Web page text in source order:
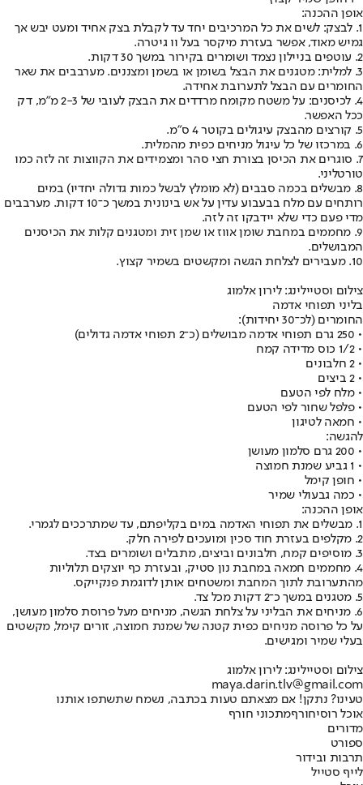
אופן ההכנה:
1. לבצק: לשים את כל המרכיבים יחד עד לקבלת בצק אחיד ומעט יבש אך
גמיש מאוד, אפשר בעזרת מיקסר בעל וו גיטרה.
2. עוטפים בניילון נצמד ושומרים בקירור במשך 30 דקות.
3. למלית: מטגנים את הבצל בשומן או בשמן ומצננים. מערבבים את שאר
החומרים עם הבצל לתערובת אחידה.
4. לכיסנים: על משטח מקומח מרדדים את הבצק לעובי של 2-3 מ"מ, דק
ככל האפשר.
5. קורצים מהבצק עיגולים בקוטר 4 ס"מ.
6. במרכזו של כל עיגול מניחים כפית מהמלית.
7. סוגרים את הכיסן בצורת חצי סהר ומצמידים את הקווצות זה לזה כמו
טורטליני.
8. מבשלים בכמה סבבים (לא מומלץ לבשל כמות גדולה יחדיו) במים
רותחים עם מלח בבעבוע עדין על אש בינונית במשך כ־10 דקות. מערבבים
מדי פעם כדי שלא יידבקו זה לזה.
9. מחממים במחבת שומן אווז או שמן זית ומטגנים קלות את הכיסנים
המבושלים.
10. מעבירים לצלחת הגשה ומקשטים בשמיר קצוץ.
צילום וסטיילינג: לירון אלמוג
בליני תפוחי אדמה
החומרים (לכ־30 יחידות):
• 250 גרם תפוחי אדמה מבושלים (כ־2 תפוחי אדמה גדולים)
• 1/2 כוס מדידה קמח
• 2 חלבונים
• 2 ביצים
• מלח לפי הטעם
• פלפל שחור לפי הטעם
• חמאה לטיגון
להגשה:
• 200 גרם סלמון מעושן
• 1 גביע שמנת חמוצה
• חופן קימל
• כמה גבעולי שמיר
אופן ההכנה:
1. מבשלים את תפוחי האדמה במים בקליפתם, עד שמתרככים לגמרי.
2. מקלפים בעזרת חוד סכין ומועכים לפירה חלק.
3. מוסיפים קמח, חלבונים וביצים, מתבלים ושומרים בצד.
4. מחממים חמאה במחבת נון סטיק, ובעזרת כף יוצקים תלוליות
מהתערובת לתוך המחבת ומשטחים אותן לדוגמת פנקייקס.
5. מטגנים במשך כ־2 דקות מכל צד.
6. מניחים את הבליני על צלחת הגשה, מניחים מעל פרוסת סלמון מעושן,
על כל פרוסה מניחים כפית קטנה של שמנת חמוצה, זורים קימל, מקשטים
בעלי שמיר ומגישים.
צילום וסטיילינג: לירון אלמוג
maya.darin.tlv@gmail.com
טעינו? נתקן! אם מצאתם טעות בכתבה, נשמח שתשתפו אותנו
אוכל רוסיחורףמתכוני חורף
מדורים
ספורט
תרבות ובידור
לייף סטייל